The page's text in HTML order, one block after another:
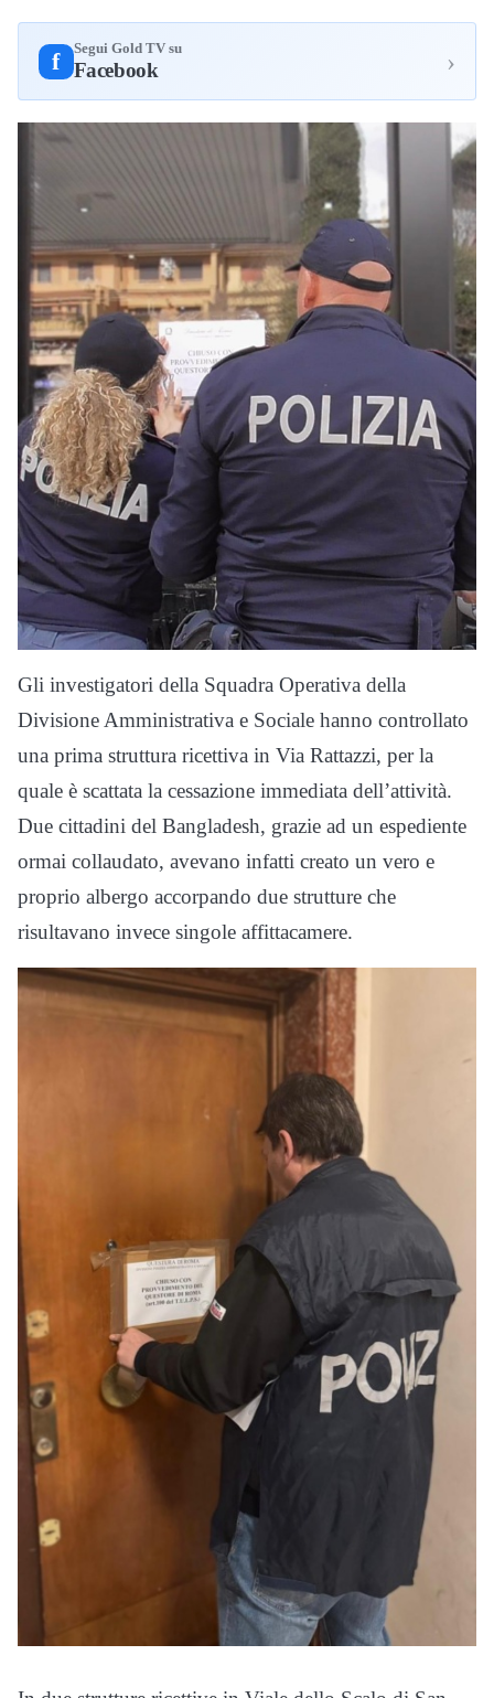
f Segui Gold TV su
Facebook ›
Gli investigatori della Squadra Operativa della
Divisione Amministrativa e Sociale hanno controllato
una prima struttura ricettiva in Via Rattazzi, per la
quale è scattata la cessazione immediata dell’attività.
Due cittadini del Bangladesh, grazie ad un espediente
ormai collaudato, avevano infatti creato un vero e
proprio albergo accorpando due strutture che
risultavano invece singole affittacamere.